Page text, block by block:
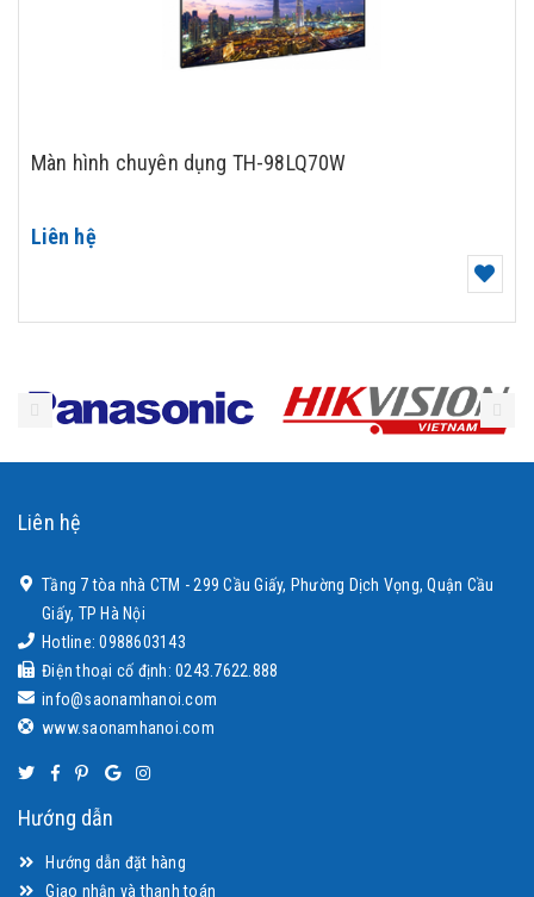
Màn hình chuyên dụng TH-98LQ70W
Liên hệ
Liên hệ
Tầng 7 tòa nhà CTM - 299 Cầu Giấy, Phường Dịch Vọng, Quận Cầu
Giấy, TP Hà Nội
Hotline: 0988603143
Điện thoại cố định: 0243.7622.888
info@saonamhanoi.com
www.saonamhanoi.com
Hướng dẫn
Hướng dẫn đặt hàng
Giao nhận và thanh toán